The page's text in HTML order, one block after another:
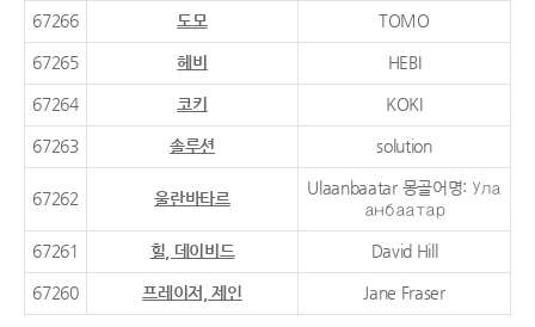
67266 도모 TOMO
67265 헤비 HEBI
67264 코키 KOKI
67263 솔루션 solution
67262 울란바타르
Ulaanbaatar 몽골어명: Ула
анбаатар
67261 힐, 데이비드 David Hill
67260 프레이저, 제인 Jane Fraser